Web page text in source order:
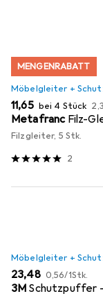
MENGENRABATT
Möbelgleiter +
EUR
11,65 bei 4 Stück
Metafranc Filz-
Filzgleiter, 5 Stk.
2
Möbelgleiter +
EUR
23,48 EUR
0,56/1Stk.
3M Schutzpuffer